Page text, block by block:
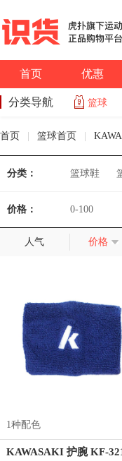
首页 优惠
分类导航 篮球
首页 篮球首页
分类： 篮球鞋
价格： 0-100
人气 价格
1种配色
KAWASAKI 护腕 KF-